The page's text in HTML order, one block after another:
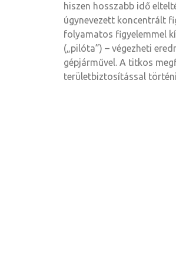
hiszen hosszabb idő
úgynevezett koncentrált
folyamatos figyelemmel
(„pilóta”) – végezheti
gépjárművel. A titkos
területbiztosítással